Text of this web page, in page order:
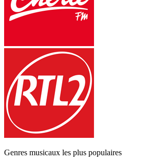
Genres musicaux les plus populaires